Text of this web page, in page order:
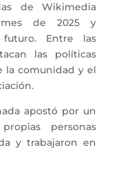
de Wikimedia
de 2025 y
Entre las
las políticas
la comunidad y el
apostó por un
personas
y trabajaron en